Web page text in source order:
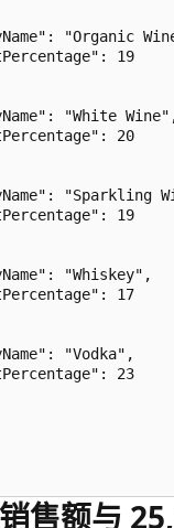
"Organic
19
"White
20
"Sparkling
19
"Whiskey",
17
"Vodka",
23
售额与